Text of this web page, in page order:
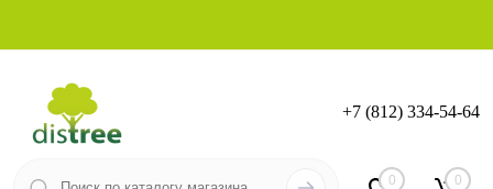
Вход Регистрация
+7 (812) 334-54-64
0 0